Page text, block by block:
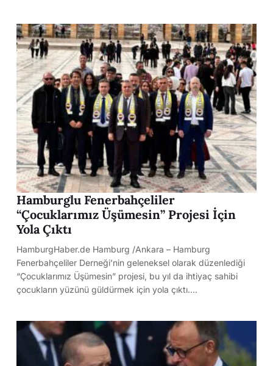
Hamburglu Fenerbahçeliler
“Çocuklarımız Üşümesin” Projesi İçin
Yola Çıktı
HamburgHaber.de Hamburg /Ankara – Hamburg
Fenerbahçeliler Derneği’nin geleneksel olarak düzenlediği
“Çocuklarımız Üşümesin” projesi, bu yıl da ihtiyaç sahibi
çocukların yüzünü güldürmek için yola çıktı.…